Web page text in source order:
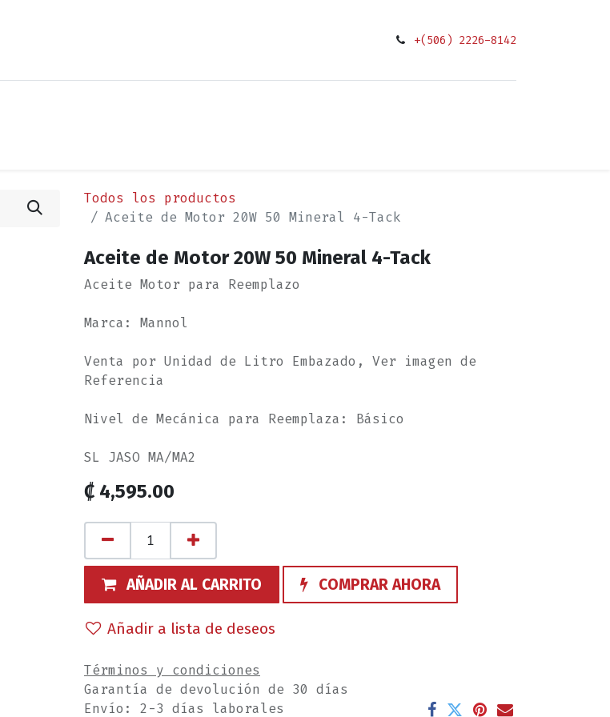
+(506) 2226-8142
Todos los productos
Aceite de Motor 20W 50 Mineral 4-Tack
Aceite de Motor 20W 50 Mineral 4-Tack
Aceite Motor para Reemplazo
Marca: Mannol
Venta por Unidad de Litro Embazado, Ver imagen de
Referencia
Nivel de Mecánica para Reemplaza: Básico
SL JASO MA/MA2
₡ 4,595.00
AÑADIR AL CARRITO COMPRAR AHORA
Añadir a lista de deseos
Términos y condiciones
Garantía de devolución de 30 días
Envío: 2-3 días laborales